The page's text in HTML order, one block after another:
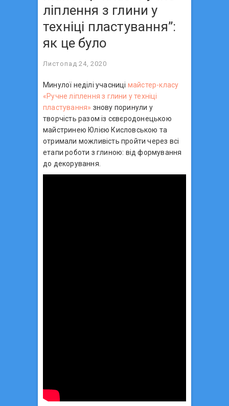
ліплення з глини у
техніці пластування”:
як це було
Листопад 24, 2020
Минулої неділі учасниці майстер-класу
«Ручне ліплення з глини у техніці
пластування» знову поринули у
творчість разом із сєвєродонецькою
майстринею Юлією Кисловською та
отримали можливість пройти через всі
етапи роботи з глиною: від формування
до декорування.